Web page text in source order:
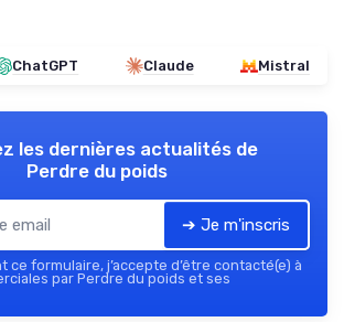
ChatGPT Claude Mistral
les dernières actualités de
Perdre du poids
➔ Je m'inscris
ce formulaire, j’accepte d’être contacté(e) à
par Perdre du poids et ses